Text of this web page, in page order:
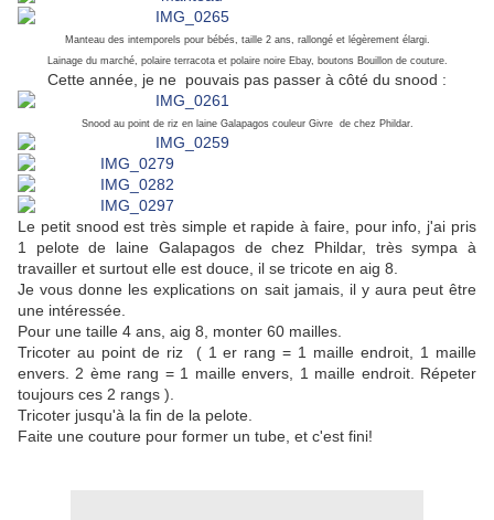
Manteau des intemporels pour bébés, taille 2 ans, rallongé et légèrement élargi.
Lainage du marché, polaire terracota et polaire noire Ebay, boutons Bouillon de couture.
Cette année, je ne pouvais pas passer à côté du snood :
Snood au point de riz en laine Galapagos couleur Givre de chez Phildar.
Le petit snood est très simple et rapide à faire, pour info, j'ai pris
1 pelote de laine Galapagosde chez Phildar, très sympa à
travailler et surtout elle est douce, il se tricote en aig 8.
Je vous donne les explications on sait jamais, il y aura peut être
une intéressée.
Pour une taille 4 ans, aig 8, monter 60 mailles.
Tricoter au point de riz ( 1 er rang = 1 maille endroit, 1 maille
envers. 2 ème rang = 1 maille envers, 1 maille endroit. Répeter
toujours ces 2 rangs ).
Tricoter jusqu'à la fin de la pelote.
Faite une couture pour former un tube, et c'est fini!